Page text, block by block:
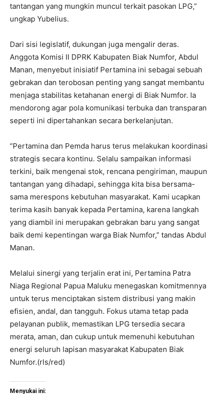
tantangan yang mungkin muncul terkait pasokan LPG,”
ungkap Yubelius.
Dari sisi legislatif, dukungan juga mengalir deras.
Anggota Komisi II DPRK Kabupaten Biak Numfor, Abdul
Manan, menyebut inisiatif Pertamina ini sebagai sebuah
gebrakan dan terobosan penting yang sangat membantu
menjaga stabilitas ketahanan energi di Biak Numfor. Ia
mendorong agar pola komunikasi terbuka dan transparan
seperti ini dipertahankan secara berkelanjutan.
“Pertamina dan Pemda harus terus melakukan koordinasi
strategis secara kontinu. Selalu sampaikan informasi
terkini, baik mengenai stok, rencana pengiriman, maupun
tantangan yang dihadapi, sehingga kita bisa bersama-
sama merespons kebutuhan masyarakat. Kami ucapkan
terima kasih banyak kepada Pertamina, karena langkah
yang diambil ini merupakan gebrakan baru yang sangat
baik demi kepentingan warga Biak Numfor,” tandas Abdul
Manan.
Melalui sinergi yang terjalin erat ini, Pertamina Patra
Niaga Regional Papua Maluku menegaskan komitmennya
untuk terus menciptakan sistem distribusi yang makin
efisien, andal, dan tangguh. Fokus utama tetap pada
pelayanan publik, memastikan LPG tersedia secara
merata, aman, dan cukup untuk memenuhi kebutuhan
energi seluruh lapisan masyarakat Kabupaten Biak
Numfor.(rls/red)
Menyukai ini: